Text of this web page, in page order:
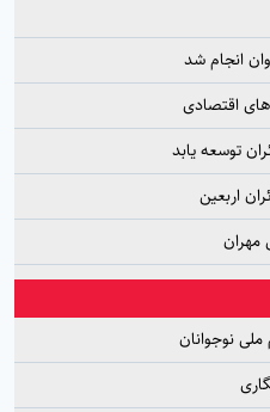
اقتصادی
توسعه یابد
مهران
نوجوانان